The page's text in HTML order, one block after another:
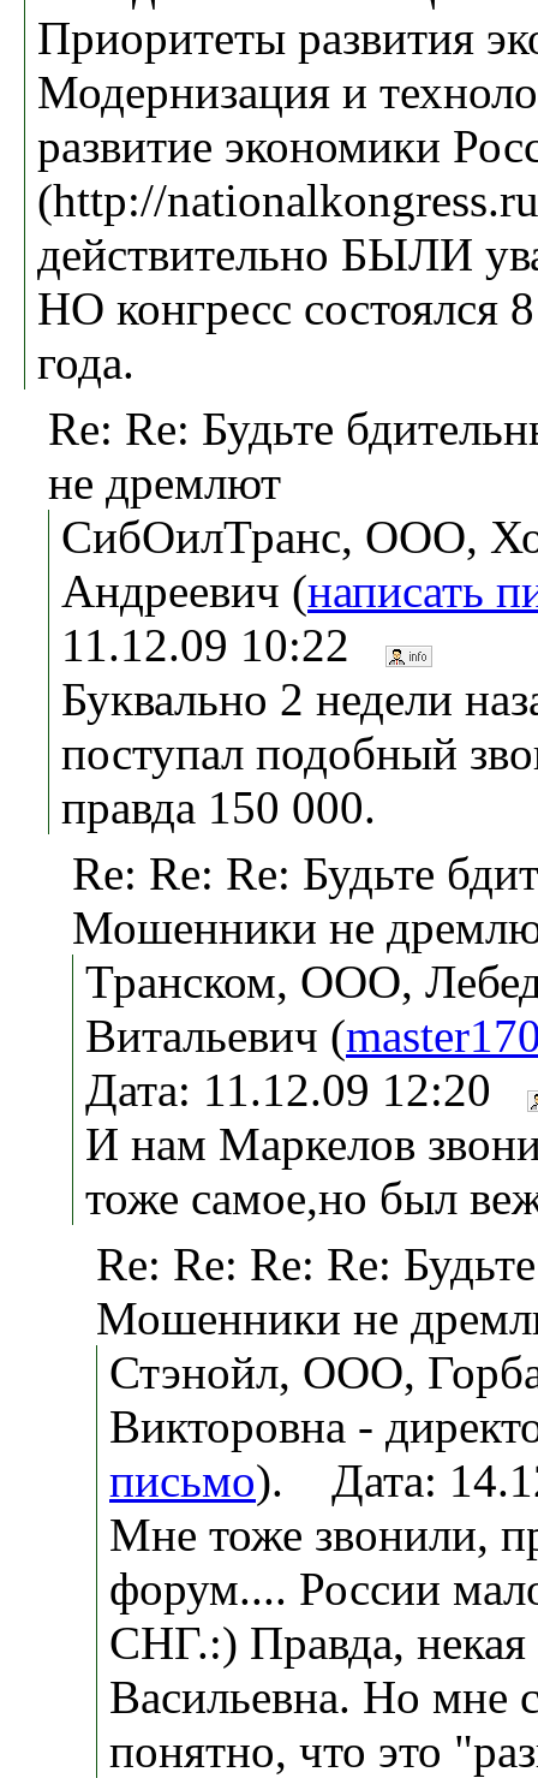
Приоритеты развития
Модернизация и
развитие экономики
(http://
действительно БЫЛИ
НО конгресс состоялся
года.
Re: Re: Будьте
не дремлют
СибОилТранс, ООО,
Андреевич (написать
11.12.09 10:22
Буквально 2 недели
поступал подобный
правда 150 000.
Re: Re: Re: Будьте
Мошенники не
Транском, ООО,
Витальевич (
Дата: 11.12.09 12:20
И нам Маркелов
тоже самое,но был
Re: Re: Re: Re:
Мошенники не
Стэнойл, ООО,
Викторовна -
письмо). Дата:
Мне тоже звонили,
форум.... России
СНГ.:) Правда, некая
Васильевна. Но мне
понятно, что это